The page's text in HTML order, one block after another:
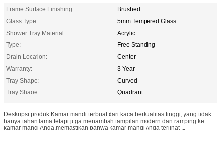
Frame Surface Finishing:
Brushed
Glass Type:
5mm Tempered Glass
Shower Tray Material:
Acrylic
Type:
Free Standing
Drain Location:
Center
Warranty:
3 Year
Tray Shape:
Curved
Tray Shaoe:
Quadrant
Deskripsi produk:Kamar mandi terbuat dari kaca berkualitas tinggi, yang tidak
hanya tahan lama tetapi juga menambah tampilan modern dan ramping ke
kamar mandi Anda.memastikan bahwa kamar mandi Anda terlihat ...